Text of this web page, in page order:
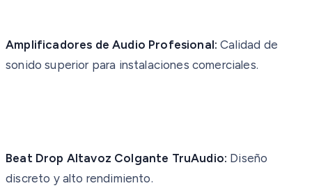
Amplificadores de Audio Profesional: Calidad de
sonido superior para instalaciones comerciales.
Beat Drop Altavoz Colgante TruAudio: Diseño
discreto y alto rendimiento.